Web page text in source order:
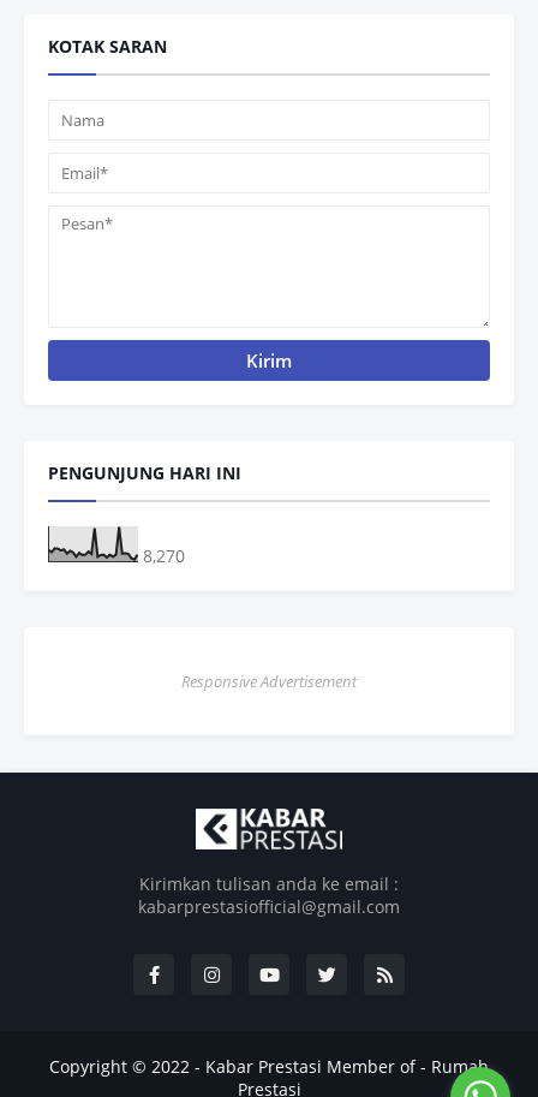
KOTAK SARAN
PENGUNJUNG HARI INI
8,270
Responsive Advertisement
Kirimkan tulisan anda ke email :
kabarprestasiofficial@gmail.com
Copyright © 2022 - Kabar Prestasi Member of - Rumah
Prestasi